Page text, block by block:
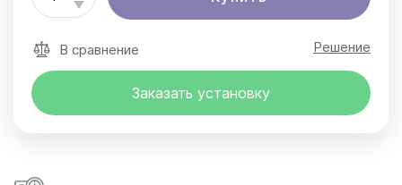
В сравнение Решение
Заказать установку